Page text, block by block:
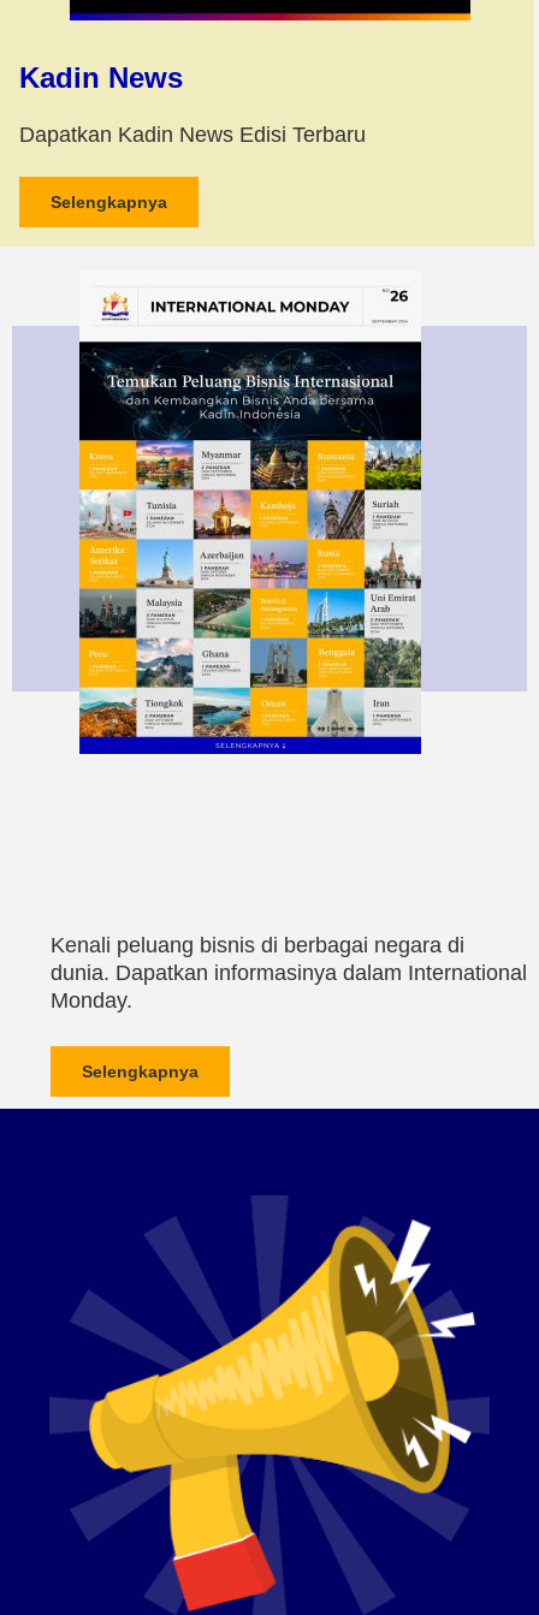
Kadin News
Dapatkan Kadin News Edisi Terbaru
Selengkapnya
Kenali peluang bisnis di berbagai negara di
dunia. Dapatkan informasinya dalam International
Monday.
Selengkapnya